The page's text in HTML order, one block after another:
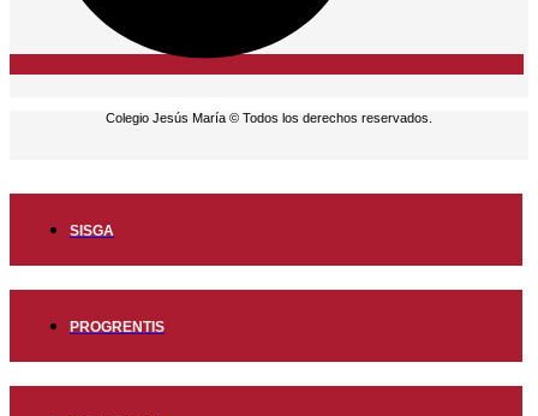
Colegio Jesús María © Todos los derechos reservados.
SISGA
PROGRENTIS